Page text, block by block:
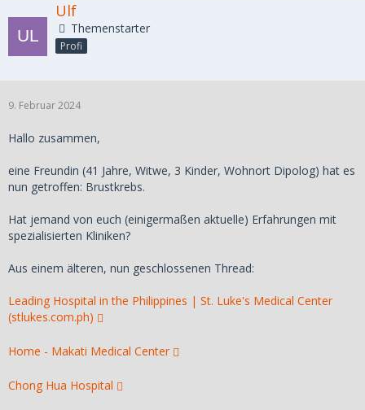
Ulf
Themenstarter
Profi
9. Februar 2024
Hallo zusammen,
eine Freundin (41 Jahre, Witwe, 3 Kinder, Wohnort Dipolog) hat es
nun getroffen: Brustkrebs.
Hat jemand von euch (einigermaßen aktuelle) Erfahrungen mit
spezialisierten Kliniken?
Aus einem älteren, nun geschlossenen Thread:
Leading Hospital in the Philippines | St. Luke's Medical Center
(stlukes.com.ph)
Home - Makati Medical Center
Chong Hua Hospital